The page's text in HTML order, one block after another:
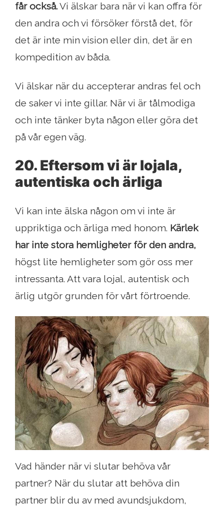
får också.Vi älskar bara när vi kan offra för
den andra och vi försöker förstå det, för
det är inte min vision eller din, det är en
kompedition av båda.
Vi älskar när du accepterar andras fel och
de saker vi inte gillar. När vi är tålmodiga
och inte tänker byta någon eller göra det
på vår egen väg.
20. Eftersom vi är lojala,
autentiska och ärliga
Vi kan inte älska någon om vi inte är
uppriktiga och ärliga med honom. Kärlek
har inte stora hemligheter för den andra,
högst lite hemligheter som gör oss mer
intressanta. Att vara lojal, autentisk och
ärlig utgör grunden för vårt förtroende.
Vad händer när vi slutar behöva vår
partner? När du slutar att behöva din
partner blir du av med avundsjukdom,